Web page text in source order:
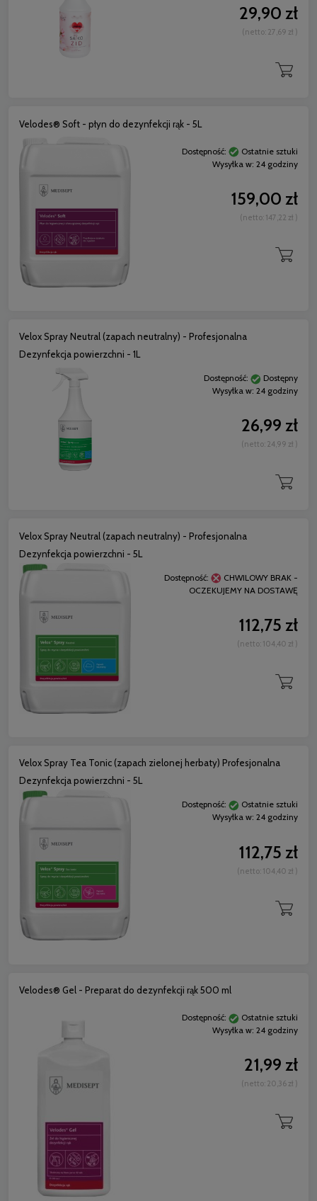
29,90 zł
(netto: 27,69 zł )
Velodes® Soft - płyn do dezynfekcji rąk - 5L
Dostępność:
Ostatnie sztuki
Wysyłka w: 24 godziny
159,00 zł
(netto: 147,22 zł )
Velox Spray Neutral (zapach neutralny) - Profesjonalna
Dezynfekcja powierzchni - 1L
Dostępność:
Dostępny
Wysyłka w: 24 godziny
26,99 zł
(netto: 24,99 zł )
Velox Spray Neutral (zapach neutralny) - Profesjonalna
Dezynfekcja powierzchni - 5L
Dostępność:
CHWILOWY BRAK -
OCZEKUJEMY NA DOSTAWĘ
112,75 zł
(netto: 104,40 zł )
Velox Spray Tea Tonic (zapach zielonej herbaty) Profesjonalna
Dezynfekcja powierzchni - 5L
Dostępność:
Ostatnie sztuki
Wysyłka w: 24 godziny
112,75 zł
(netto: 104,40 zł )
Velodes® Gel - Preparat do dezynfekcji rąk 500 ml
Dostępność:
Ostatnie sztuki
Wysyłka w: 24 godziny
21,99 zł
(netto: 20,36 zł )